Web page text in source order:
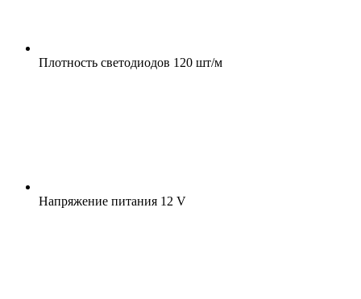
Плотность светодиодов 120 шт/м
Напряжение питания 12 V